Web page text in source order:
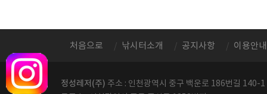
처음으로 낚시터소개 공지사항 이용안내
정성레저(주) 주소 : 인천광역시 중구 백운로 186번길 140-1